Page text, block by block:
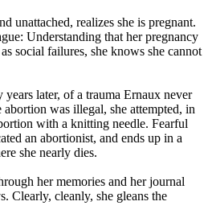
unattached, realizes she is pregnant.
Understanding that her pregnancy
social failures, she knows she cannot
later, of a trauma Ernaux never
was illegal, she attempted, in
with a knitting needle. Fearful
an abortionist, and ends up in a
she nearly dies.
her memories and her journal
Clearly, cleanly, she gleans the